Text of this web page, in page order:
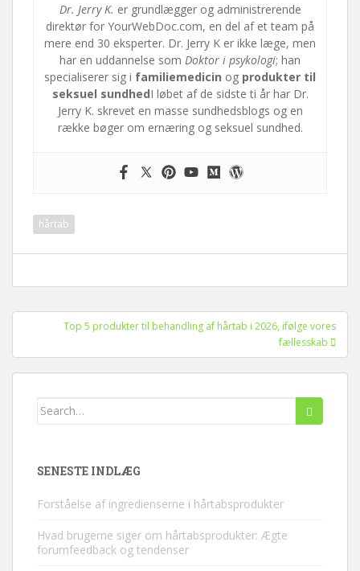
Dr. Jerry K. er grundlægger og administrerende
direktør for YourWebDoc.com, en del af et team på
mere end 30 eksperter. Dr. Jerry K er ikke læge, men
har en uddannelse som Doktor i psykologi; han
specialiserer sig i familiemedicin og produkter til
seksuel sundhedI løbet af de sidste ti år har Dr.
Jerry K. skrevet en masse sundhedsblogs og en
række bøger om ernæring og seksuel sundhed.
hårtab
Indlægsnavigation
Top 5 produkter til behandling af hårtab i 2026, ifølge vores
fællesskab
Søg
SENESTE INDLÆG
Forståelse af ingredienserne i hårtabsprodukter
Hvad brugerne siger om hårtabsprodukter: Ægte
forumfeedback og tendenser